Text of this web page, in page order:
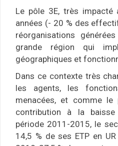
Le pôle 3E, très impacté
années (- 20 % des
réorganisations
grande région qui
géographiques et
Dans ce contexte très
les agents, les
menacées, et comme
contribution à la
période 2011-2015, le
14,5 % de ses ETP en